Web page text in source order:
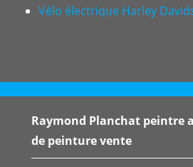
Vélo électrique Harley
Raymond Planchat peintre
de peinture vente